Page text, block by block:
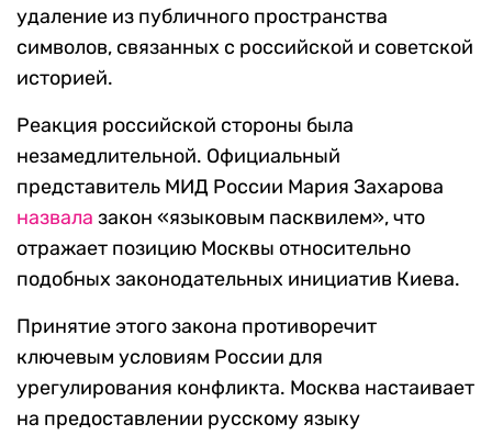
удаление из публичного пространства
символов, связанных с российской и советской
историей.
Реакция российской стороны была
незамедлительной. Официальный
представитель МИД России Мария Захарова
назвала закон «языковым пасквилем», что
отражает позицию Москвы относительно
подобных законодательных инициатив Киева.
Принятие этого закона противоречит
ключевым условиям России для
урегулирования конфликта. Москва настаивает
на предоставлении русскому языку